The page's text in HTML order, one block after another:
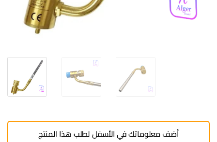
أضف معلوماتك في الأسفل لطلب هذا المنتج